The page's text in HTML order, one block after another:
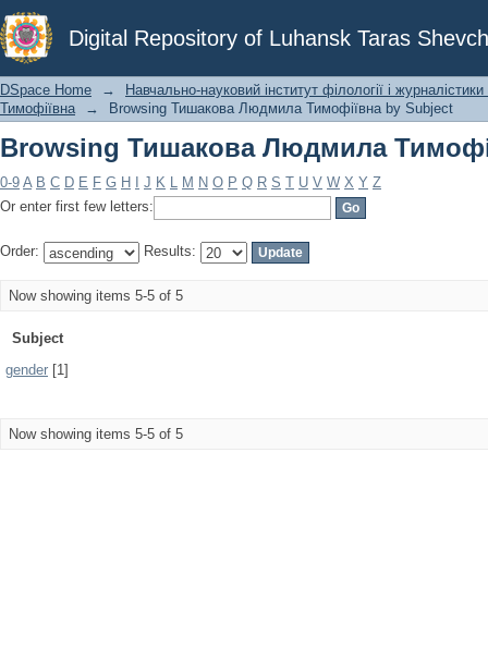
Digital Repository of Luhansk Taras
Browsing Тишакова Людмила
DSpace Home →
Навчально-науковий інститут філології і
Тимофіївна
→ Browsing Тишакова Людмила Тимофіївна by Subject
Browsing Тишакова Людмила
0-9 A B C D E F G H J K L M N O P Q R S T U V W X Y Z
Or enter first few letters:
Order: Results:
Now showing items 5-5 of 5
Subject
gender [1]
Now showing items 5-5 of 5